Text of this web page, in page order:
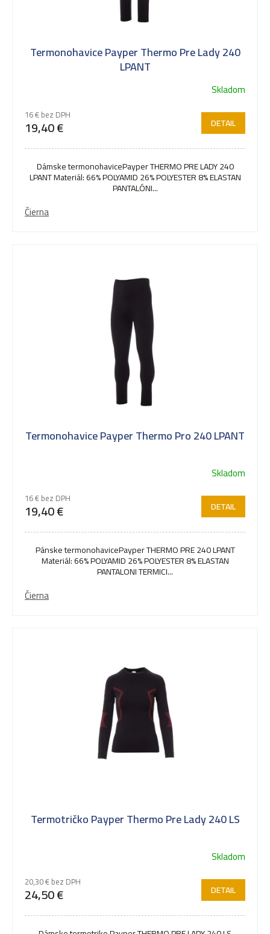
Termonohavice Payper Thermo Pre Lady 240
LPANT
Skladom
16 € bez DPH
19,40 € DETAIL
Dámske termonohavicePayper THERMO PRE LADY 240
LPANT Materiál: 66% POLYAMID 26% POLYESTER 8% ELASTAN
PANTALÓNI...
Čierna
Termonohavice Payper Thermo Pro 240 LPANT
Skladom
16 € bez DPH
19,40 € DETAIL
Pánske termonohavicePayper THERMO PRE 240 LPANT
Materiál: 66% POLYAMID 26% POLYESTER 8% ELASTAN
PANTALONI TERMICI...
Čierna
Termotričko Payper Thermo Pre Lady 240 LS
Skladom
20,30 € bez DPH
24,50 € DETAIL